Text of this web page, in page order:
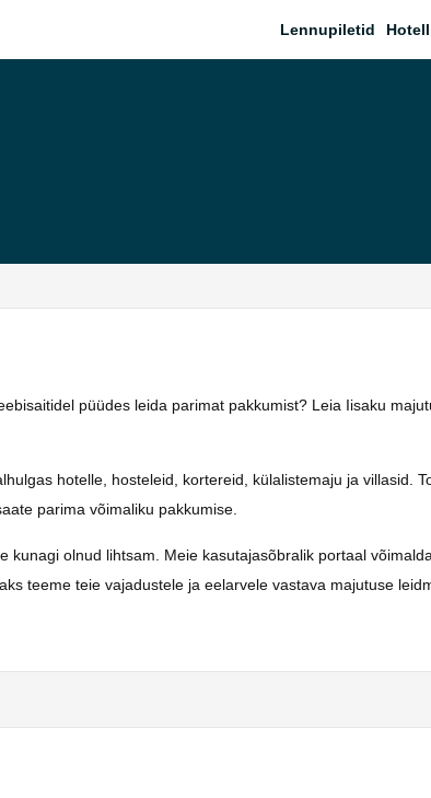
Lennupiletid
püüdes leida parimat pakkumist? Leia Iisaku
hotelle, hosteleid, kortereid, külalistemaju ja villasid.
parima võimaliku pakkumise.
kunagi olnud lihtsam. Meie kasutajasõbralik portaal
teeme teie vajadustele ja eelarvele vastava majutuse